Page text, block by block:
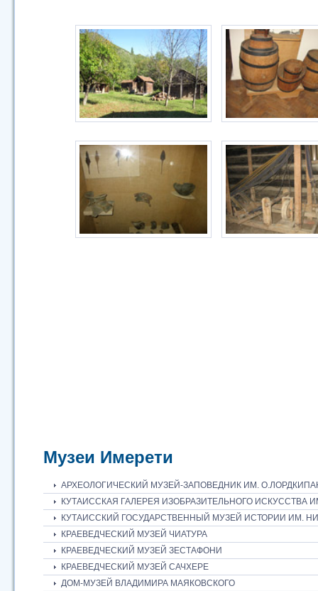
Музеи Имерети
АРХЕОЛОГИЧЕСКИЙ МУЗЕЙ-ЗАПОВЕДНИК ИМ.
КУТАИССКАЯ ГАЛЕРЕЯ ИЗОБРАЗИТЕЛЬНОГО ИСКУССТВА
КУТАИССКИЙ ГОСУДАРСТВЕННЫЙ МУЗЕЙ ИСТОРИИ ИМ.
КРАЕВЕДЧЕСКИЙ МУЗЕЙ ЧИАТУРА
КРАЕВЕДЧЕСКИЙ МУЗЕЙ ЗЕСТАФОНИ
КРАЕВЕДЧЕСКИЙ МУЗЕЙ САЧХЕРЕ
ДОМ-МУЗЕЙ ВЛАДИМИРА МАЯКОВСКОГО